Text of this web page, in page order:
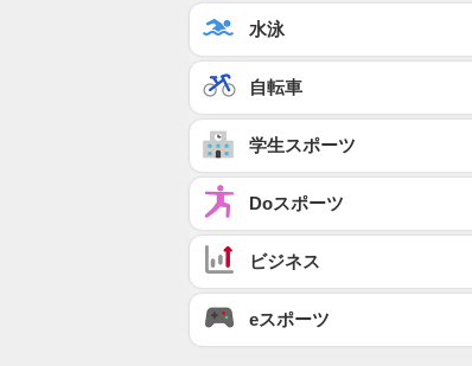
水泳
自転車
学生スポーツ
Doスポーツ
ビジネス
eスポーツ